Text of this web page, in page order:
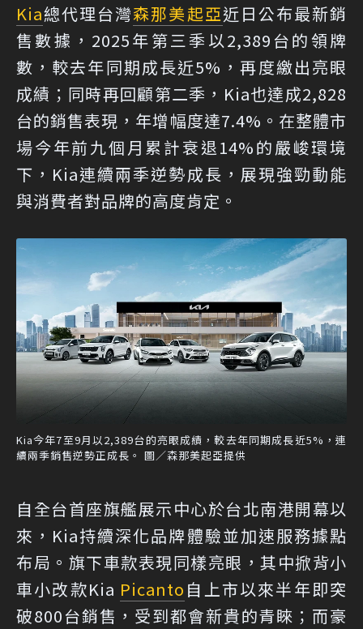
Kia總代理台灣森那美起亞近日公布最新銷
售數據，2025年第三季以2,389台的領牌
數，較去年同期成長近5%，再度繳出亮眼
成績；同時再回顧第二季，Kia也達成2,828
台的銷售表現，年增幅度達7.4%。在整體市
場今年前九個月累計衰退14%的嚴峻環境
下，Kia連續兩季逆勢成長，展現強勁動能
與消費者對品牌的高度肯定。
Kia今年7至9月以2,389台的亮眼成績，較去年同期成長近5%，連
續兩季銷售逆勢正成長。 圖／森那美起亞提供
自全台首座旗艦展示中心於台北南港開幕以
來，Kia持續深化品牌體驗並加速服務據點
布局。旗下車款表現同樣亮眼，其中掀背小
車小改款Kia Picanto 自上市以來半年即突
破800台銷售，受到都會新貴的青睞；而豪